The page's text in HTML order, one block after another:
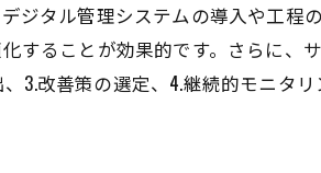
地域特性を
プラント工
ジタル管理システムの導入や工
することが効果的です。さらに
、3.改善策の選定、4.継続的モニ